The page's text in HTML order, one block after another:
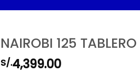
NAIROBI 125
S/.4,399.00